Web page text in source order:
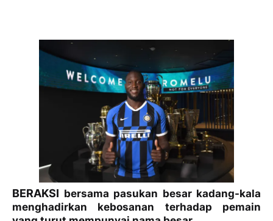
BERAKSI bersama pasukan besar kadang-kala
menghadirkan kebosanan terhadap pemain